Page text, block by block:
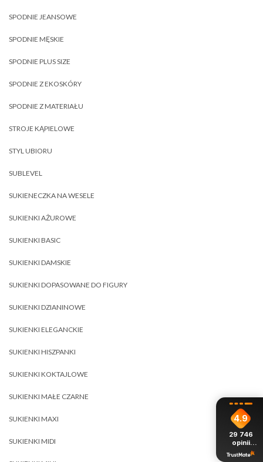
SPODNIE JEANSOWE
SPODNIE MĘSKIE
SPODNIE PLUS SIZE
SPODNIE Z EKOSKÓRY
SPODNIE Z MATERIAŁU
STROJE KĄPIELOWE
STYL UBIORU
SUBLEVEL
SUKIENECZKA NA WESELE
SUKIENKI AŻUROWE
SUKIENKI BASIC
SUKIENKI DAMSKIE
SUKIENKI DOPASOWANE DO FIGURY
SUKIENKI DZIANINOWE
SUKIENKI ELEGANCKIE
SUKIENKI HISZPANKI
SUKIENKI KOKTAJLOWE
SUKIENKI MAŁE CZARNE
SUKIENKI MAXI
SUKIENKI MIDI
4.9
29 746
opinii
z całego
okresu